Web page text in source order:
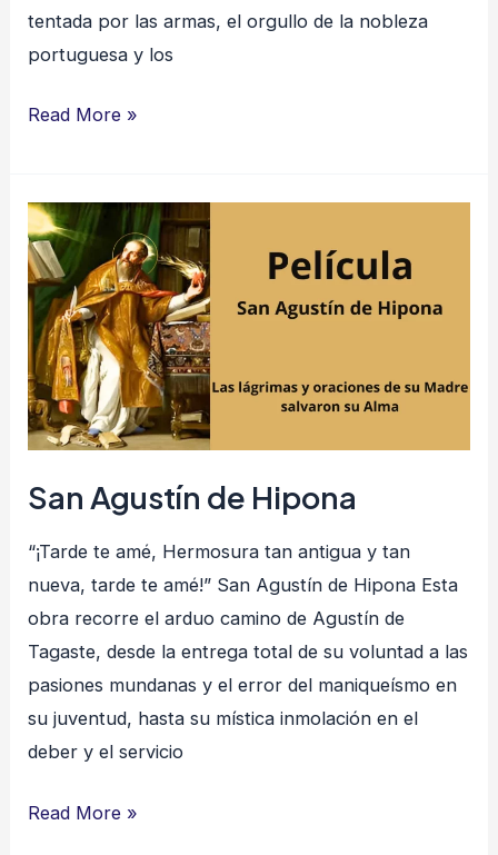
tentada por las armas, el orgullo de la nobleza
portuguesa y los
Read More »
San Agustín de Hipona
“¡Tarde te amé, Hermosura tan antigua y tan
nueva, tarde te amé!” San Agustín de Hipona Esta
obra recorre el arduo camino de Agustín de
Tagaste, desde la entrega total de su voluntad a las
pasiones mundanas y el error del maniqueísmo en
su juventud, hasta su mística inmolación en el
deber y el servicio
San
Agustín
de
Hipona
Read More »